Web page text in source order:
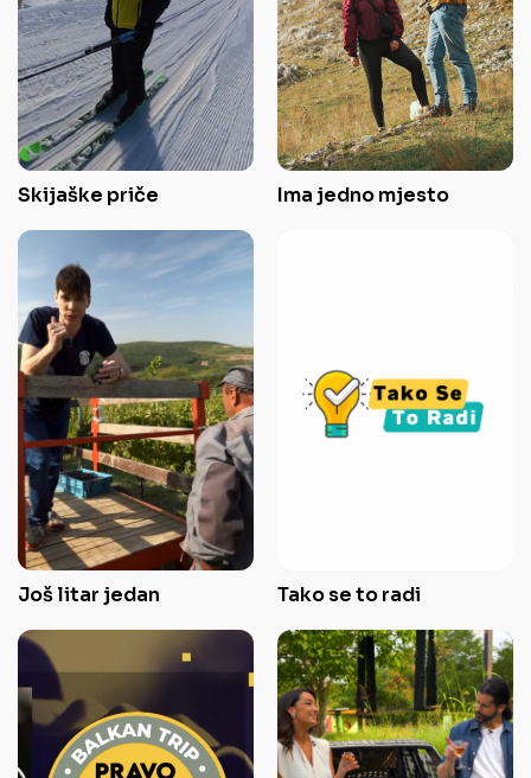
Skijaške priče Ima jedno mjesto
Još litar jedan Tako se to radi